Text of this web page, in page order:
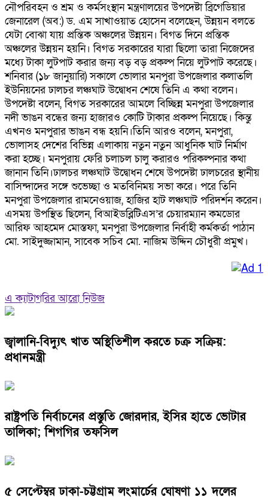
নৌপরিবহন ও শ্রম ও কর্মসংস্থান মন্ত্রণালয়ের উপদেষ্টা ব্রিগেডিয়ার
জেনারেল (অব:) ড. এম সাখাওয়াত হোসেন বলেছেন, উন্নয়ন বলতে
যেটা বোঝা যায় প্রন্তিক অঞ্চলের উন্নয়ন। বিগত দিনে প্রন্তিক
অঞ্চলের উন্নয়ন হয়নি। বিগত সরকারের যারা ছিলো তারা নিজেদের
মধ্যে টাকা লুটপাট করার জন্য বড় বড় প্রকল্প নিয়ে লুটপাট করেছে।
শনিবার (১৮ জানুয়ারি) সকালে ভোলার মনপুরা উপজেলার কলাতলি
ইউনিয়নের ঢালচর লঞ্চঘাট উদ্বোধন শেষে তিনি এ কথা বলেন।
উপদেষ্টা বলেন, বিগত সরকারের আমলে বিচ্ছিন্ন মনপুরা উপজেলার
নদী ভাঙন বন্ধের জন্য হাজারও কোটি টাকার প্রকল্প নিয়েছে। কিন্তু
এখনও মনপুরার ভাঙন বন্ধ হয়নি।তিনি আরও বলেন, মনপুরা,
ভোলাসহ দেশের বিভিন্ন এলাকায় নতুন নতুন আধুনিক ঘাট নির্মাণ
করা হচ্ছে। মনপুরায় ফেরি চলাচল চালু করারও পরিকল্পনার কথা
জানান তিনি।ঢালচর লঞ্চঘাট উদ্বোধন শেষে উপদেষ্টা ঢালচরের স্থানীয়
বাসিন্দাদের সঙ্গে শুভেচ্ছা ও মতবিনিময় সভা করে। পরে তিনি
মনপুরা উপজেলার রামনেওয়াজ, হাজির হাট লঞ্চঘাট পরিদর্শন করেন।
এসময় উপস্থিত ছিলেন, বিআইডব্লিটিএস’র চেয়ারম্যান কমডোর
আরিফ আহমেদ মোস্তফা, মনপুরা উপজেলার নির্বাহী কর্মকর্তা পাঠান
মো. সাইদুজ্জামান, সাবেক সচিব মো. নাজিম উদ্দিন চৌধুরী প্রমুখ।
এ ক্যাটাগরির আরো নিউজ
জ্বালানি-বিদ্যুৎ খাত অস্থিতিশীল করতে চক্র সক্রিয়:
প্রধানমন্ত্রী
রাষ্ট্রপতি নির্বাচনের প্রস্তুতি জোরদার, ইসির হাতে ভোটার
তালিকা; শিগগির তফসিল
৫ সেপ্টেম্বর ঢাকা-চট্টগ্রাম লংমার্চের ঘোষণা ১১ দলের